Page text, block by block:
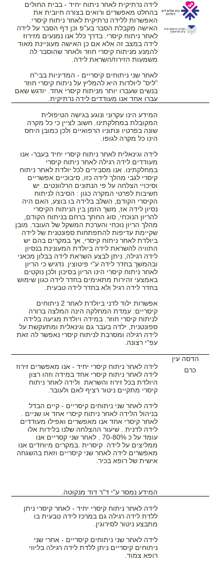
לידה נרתיקית לאחר ניתוח יחיד - בבית החולים
בהחלט מאפשרים ורואים בצורה חיובית את
האפשרות ללידה נרתיקית לאחר ניתוח קיסרי.
האישה מקבלת הסבר בע"פ וכן דף הסבר על לידה
לאחר ניתוח קיסרי. בדרך כלל אנו נמנעים מזירוז
לידה במצב זה אלא אם כן האישה מעוניינת מאוד
להמנע מניתוח קיסרי חוזר ולאחר שהוסבר לה
משמעות הזירוז/השראת לידה.
לאחר שני ניתוחים קיסריים - המדיניות בבי"ח
"ליס" ליולדות היא להמליץ על ניתוח קיסרי חוזר
בנשים שעברו יותר מניתוח קיסרי אחד. יודגש שאם
עברו אחד אנו מעודדים לידה נרתיקית.
המידע הינו עקרוני ונוגע בגישה הטיפולית
המקובלת במחלקתינו. חשוב לציין כי כל מקרה
שונה בפרטיו ונתוניו הרפואיים ולכן כמובן היחס
הינו כל מקרה לגופו.
לידה וגינאלית לאחר ניתוח קיסרי יחיד בעבר- אנו
מעודדים לידה רגילה לאחר ניתוח קיסרי
במחלקתינו. אנו מסבירים לכל יולדת לאחר ניתוח
קיסרי לגבי מהלך לידה כזו, סיבוכיים אפשריים
וסיכויי הצלחה על פי הנתונים הרלוונטים. יש
חשיבות לפרטי המקרה כגון : הסיבה לניתוח
הקיסרי הקודם, השלב בלידה בו בוצע, האם היה
נסיון לידה אז, משך הזמן בין הניתוח הקיסרי
להריון הנוכחי, סוג החתך ברחם בניתוח הקודם,
מהלך הריון נוכחי והערכת המשקל של העובר. מובן
שקיימת עדיפות להתפתחות ספונטנית של לידה
ביולדת לאחר ניתוח קיסרי, אך במקרים בהם יש
התוויה להשראת לידה ביולדת המעונינת בנסיון
לידה רגילה, ניתן לבצע השראת לידה בבלון מכאני
ובהמשך בחדר לידה ע"י פיטוצין. נדגיש כי הריון
לאחר ניתוח קיסרי הינו הריון בסיכון ולכן נוקטים
באמצעי זהירות מתאימים בחדר לידה כגון שימוש
בחדר לידה רגיל ולא בחדר לידה טבעית.
אפשרות ילוד לדני ביולדת לאחר 2 ניתוחים
קיסריים: עמדת המחלקה הינה המלצה ברורה
לניתוח קיסרי חוזר. במידה ויולדת מגיעה בלידה
ספונטנית, ילדה בעבר גם וגינאלית ומתעקשת על
לידה רגילה ומסרבת לניתוח קיסרי נאפשר לה זאת
עפ"י רצונה.
הדסה עין
כרם
לידה לאחר ניתוח קיסרי יחיד - אנו מאפשרים זירוז
לידה לאחר ניתוח קיסרי אחד במידה וזהו רצון
היולדת בכל זירוז והשראת ולידה לאחר ניתוח
קיסרי מתקיים ניטור רציף לאם ולעובר.
לידה לאחר שני ניתוחים קיסריים - קיים הבדל
בניהול הלידה לאחר ניתוח קיסרי אחד או שניים .
לאחר קיסרי אחד אנו מאפשרים ואפילו מעודדים
לידה לדנית . שיעור ההצלחה שלנו בלידות אלו
עומד על כ 70-80% . לאחר שני קסריים אנו
ממליצים על לידה קיסרית .במקרים מיוחדים אנו
מאפשרים לידה לאחר שני קיסריים וזאת בהשגחה
אישית של רופא בכיר.
המידע נמסר ע"י ד"ר דוד מנקוטה.
לידה לאחר ניתוח קיסרי יחיד - לאחר קיסרי ניתן
ללדת לידה רגילה גם במרכז לידה טבעית בו
מתבצע ניטור לסירוגין.
לידה לאחר שני ניתוחים קיסריים - אחרי שני
ניתוחים קיסריים ניתן ללדת לידה רגילה בליווי
רופא צמוד.